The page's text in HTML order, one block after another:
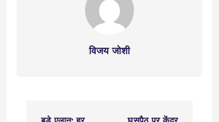
विजय जोशी